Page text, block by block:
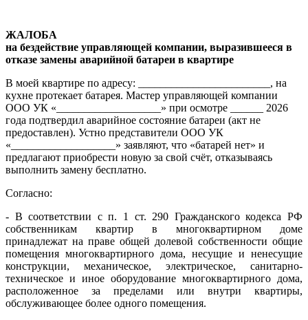
ЖАЛОБА
на бездействие управляющей компании, выразившееся в
отказе замены аварийной батареи в квартире
В моей квартире по адресу: ________________________, на
кухне протекает батарея. Мастер управляющей компании
ООО УК «___________________» при осмотре ______ 2026
года подтвердил аварийное состояние батареи (акт не
предоставлен). Устно представители ООО УК
«___________________» заявляют, что «батарей нет» и
предлагают приобрести новую за свой счёт, отказываясь
выполнить замену бесплатно.
Согласно:
- В соответствии с п. 1 ст. 290 Гражданского кодекса РФ
собственникам квартир в многоквартирном доме
принадлежат на праве общей долевой собственности общие
помещения многоквартирного дома, несущие и ненесущие
конструкции, механическое, электрическое, санитарно-
техническое и иное оборудование многоквартирного дома,
расположенное за пределами или внутри квартиры,
обслуживающее более одного помещения.